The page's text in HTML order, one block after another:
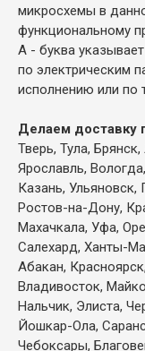
микросхемы в
функциональному
А - буква
по электрическим
исполнению или по
Делаем доставку
Тверь, Тула,
Ярославль,
Казань, Ульяновск,
Ростов-на-Дону,
Махачкала, Уфа,
Салехард, Ханты-
Абакан,
Владивосток,
Нальчик, Элиста,
Йошкар-Ола,
Чебоксары,